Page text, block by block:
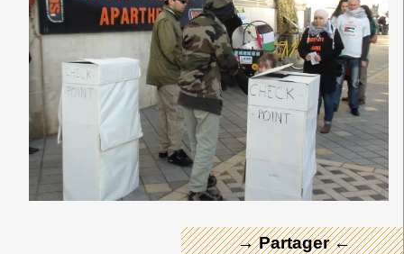
→ Partager ←
← Merci ! →